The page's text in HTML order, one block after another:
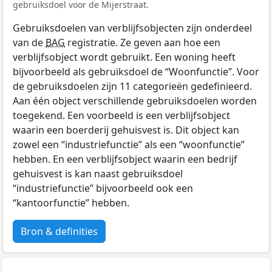
gebruiksdoel voor de Mijerstraat.
Gebruiksdoelen van verblijfsobjecten zijn onderdeel
van deBAG registratie. Ze geven aan hoe een
verblijfsobject wordt gebruikt. Een woning heeft
bijvoorbeeld als gebruiksdoel de “Woonfunctie”. Voor
de gebruiksdoelen zijn 11 categorieën gedefinieerd.
Aan één object verschillende gebruiksdoelen worden
toegekend. Een voorbeeld is een verblijfsobject
waarin een boerderij gehuisvest is. Dit object kan
zowel een “industriefunctie” als een “woonfunctie”
hebben. En een verblijfsobject waarin een bedrijf
gehuisvest is kan naast gebruiksdoel
“industriefunctie” bijvoorbeeld ook een
“kantoorfunctie” hebben.
Bron & definities